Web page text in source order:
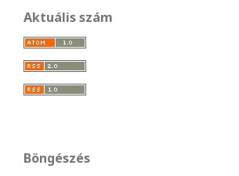
Aktuális szám
Böngészés